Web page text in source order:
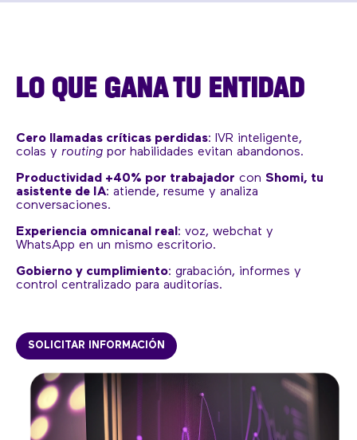
LO QUE GANA TU ENTIDAD
Cero llamadas críticas perdidas: IVR inteligente,
colas y routing por habilidades evitan abandonos.
Productividad +40% por trabajador con Shomi, tu
asistente de IA: atiende, resume y analiza
conversaciones.
Experiencia omnicanal real : voz, webchat y
WhatsApp en un mismo escritorio.
Gobierno y cumplimiento: grabación, informes y
control centralizado para auditorías.
SOLICITAR INFORMACIÓN